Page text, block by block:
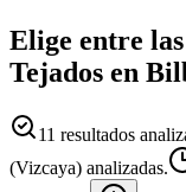
Elige entre
Tejados en
11 resultados
(Vizcaya) analizadas.